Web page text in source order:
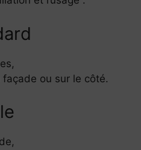
ou sur le côté.